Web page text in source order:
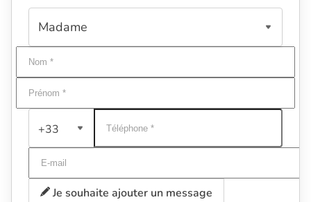
+33
Je souhaite ajouter un message